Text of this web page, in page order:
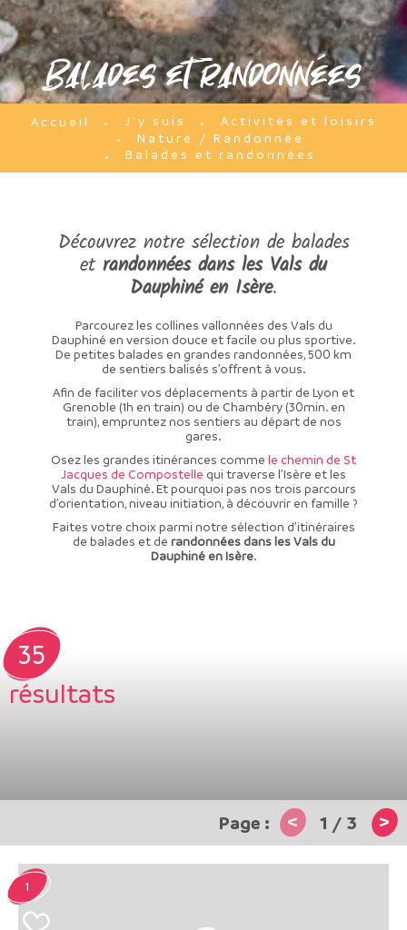
Balades et randonnées
Accueil J'y suis
Activités et loisirs
Nature / Randonnée
Balades et randonnées
Découvrez notre sélection de balades
et randonnées dans les Vals du
Dauphiné en Isère.
Parcourez les collines vallonnées des Vals du
Dauphiné en version douce et facile ou plus sportive.
De petites balades en grandes randonnées, 500 km
de sentiers balisés s’offrent à vous.
Afin de faciliter vos déplacements à partir de Lyon et
Grenoble (1h en train) ou de Chambéry (30min. en
train), empruntez nos sentiers au départ de nos
gares.
Osez les grandes itinérances comme le chemin de St
Jacques de Compostelle qui traverse l’Isère et les
Vals du Dauphiné. Et pourquoi pas nos trois parcours
d’orientation, niveau initiation, à découvrir en famille ?
Faites votre choix parmi notre sélection d’itinéraires
de balades et de randonnées dans les Vals du
Dauphiné en Isère.
35
résultats
< 1 / 3 >
1